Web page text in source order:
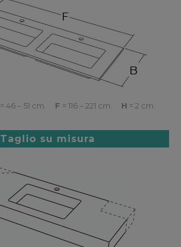
= 46 – 51 cm. F = 116 – 221 cm. H = 2 cm.
Taglio su misura